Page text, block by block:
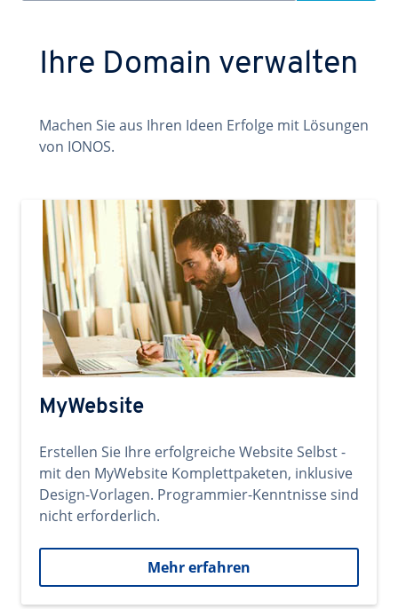
Ihre Domain verwalten
Machen Sie aus Ihren Ideen Erfolge mit Lösungen
von IONOS.
MyWebsite
Erstellen Sie Ihre erfolgreiche Website Selbst -
mit den MyWebsite Komplettpaketen, inklusive
Design-Vorlagen. Programmier-Kenntnisse sind
nicht erforderlich.
Mehr erfahren